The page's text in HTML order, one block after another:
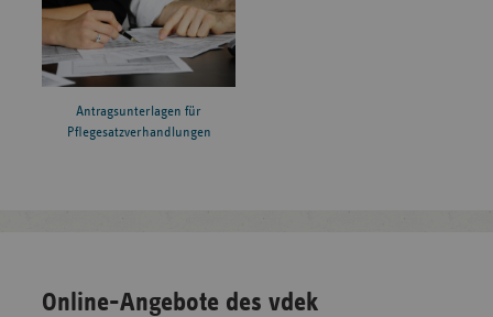
Antragsunterlagen für
Pflegesatzverhandlungen
Online-Angebote des vdek